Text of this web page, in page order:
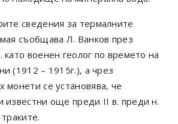
сведения за термалните
съобщава Л. Ванков през
като военен геолог по времето на
(1912 – 1915г.), а чрез
монети се установява, че
известни още преди II в. преди н.